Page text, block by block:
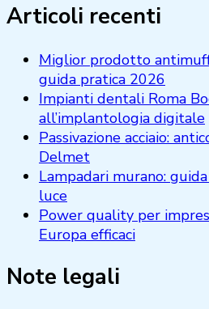
Articoli recenti
Miglior prodotto
guida pratica 2026
Impianti dentali Roma
all’implantologia digitale
Passivazione acciaio:
Delmet
Lampadari murano:
luce
Power quality per
Europa efficaci
Note legali